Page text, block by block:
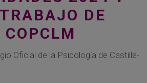
DE
Oficial de la Psicología de Castilla-